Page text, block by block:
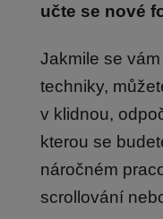
učte se nové
Jakmile se
techniky,
v klidnou,
kterou se
náročném
scrollování